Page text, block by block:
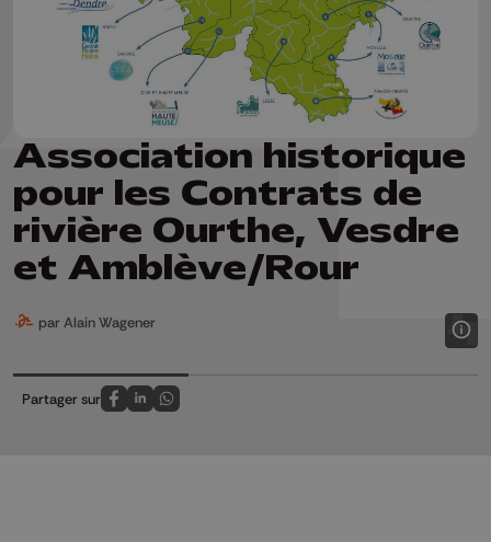
Association historique
pour les Contrats de
rivière Ourthe, Vesdre
et Amblève/Rour
par Alain Wagener
Partager sur
Partagez sur FaceBook
Partagez sur LinkedIn
Partagez sur Whatsapp